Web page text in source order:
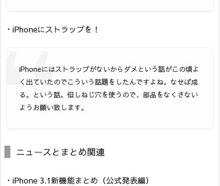
・iPhoneにストラップを！
iPhoneにはストラップがないからダメという話がこの頃よ
く出ていたのでこういう話題をしたんですよね。なせば成
る。という話。但しねじ穴を使うので、部品をなくさない
ようお願い致します。
ニュースとまとめ関連
・iPhone 3.1新機能まとめ（公式発表編）